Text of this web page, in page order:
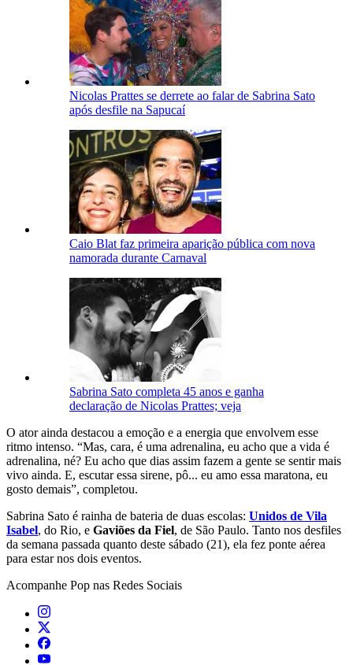
Nicolas Prattes se derrete ao falar de Sabrina Sato
após desfile na Sapucaí
Caio Blat faz primeira aparição pública com nova
namorada durante Carnaval
Sabrina Sato completa 45 anos e ganha
declaração de Nicolas Prattes; veja
O ator ainda destacou a emoção e a energia que envolvem esse
ritmo intenso. “Mas, cara, é uma adrenalina, eu acho que a vida é
adrenalina, né? Eu acho que dias assim fazem a gente se sentir mais
vivo ainda. E, escutar essa sirene, pô... eu amo essa maratona, eu
gosto demais”, completou.
Sabrina Sato é rainha de bateria de duas escolas: Unidos de Vila
Isabel, do Rio, e Gaviões da Fiel, de São Paulo. Tanto nos desfiles
da semana passada quanto deste sábado (21), ela fez ponte aérea
para estar nos dois eventos.
Acompanhe Pop nas Redes Sociais